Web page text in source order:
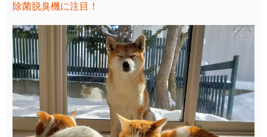
除菌脱臭機に注目！